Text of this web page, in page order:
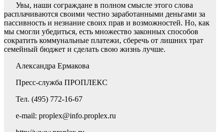
Увы, наши сограждане в полном смысле этого слова
расплачиваются своими честно заработанными деньгами за
пассивность и незнание своих прав и возможностей. Но, как
мы смогли убедиться, есть множество законных способов
сократить коммунальные платежи, сберечь от лишних трат
семейный бюджет и сделать свою жизнь лучше.
Александра Ермакова
Пресс-служба ПРОПЛЕКС
Тел. (495) 772-16-67
e-mail: proplex@info.proplex.ru